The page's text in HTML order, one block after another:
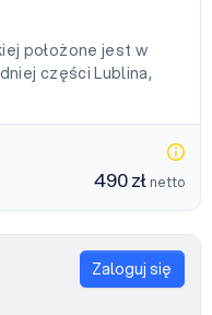
położone jest w
części Lublina,
490 zł netto
Zaloguj się